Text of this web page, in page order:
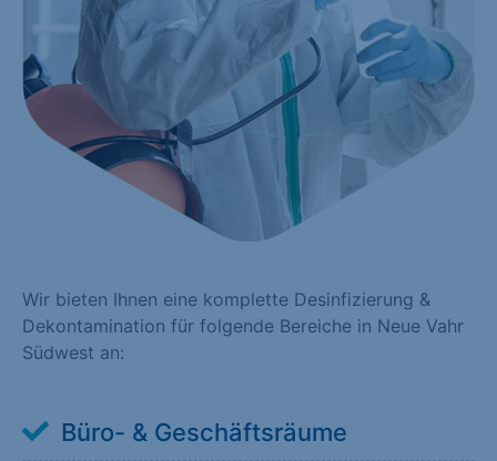
Wir bieten Ihnen eine komplette Desinfizierung &
Dekontamination für folgende Bereiche in Neue Vahr
Südwest an:
Büro- & Geschäftsräume